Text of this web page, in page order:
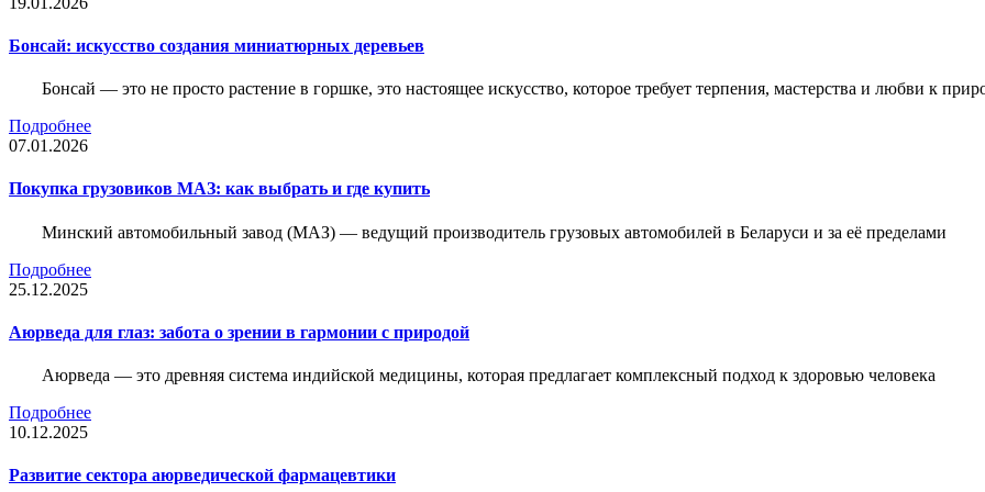
Бонсай: искусство создания миниатюрных деревьев
Бонсай — это не просто растение в горшке, это настоящее искусство, которое требует терпения, мастерства и любви к
Подробнее
07.01.2026
Покупка грузовиков МАЗ: как выбрать и где купить
Минский автомобильный завод (МАЗ) — ведущий производитель грузовых автомобилей в Беларуси и за её пределами
Подробнее
25.12.2025
Аюрведа для глаз: забота о зрении в гармонии с природой
Аюрведа — это древняя система индийской медицины, которая предлагает комплексный подход к здоровью человека
Подробнее
10.12.2025
Развитие сектора аюрведической фармацевтики